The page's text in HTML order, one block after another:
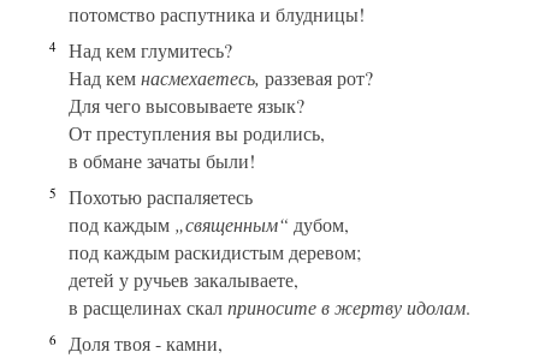
потомство распутника и блудницы!
4
Над кем глумитесь?
Над кемнасмехаетесь, раззевая рот?
Для чего высовываете язык?
От преступления вы родились,
в обмане зачаты были!
5
Похотью распаляетесь
под каждым „священным“ дубом,
под каждым раскидистым деревом;
детей у ручьев закалываете,
в расщелинах скалприносите в жертву идолам.
6
Доля твоя - камни,